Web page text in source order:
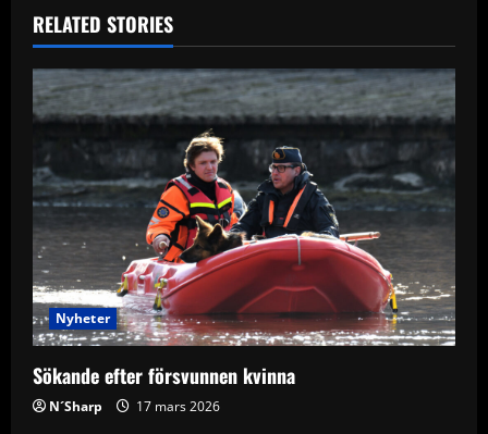
a
v
i
g
a
t
i
o
n
RELATED STORIES
Nyheter
Sökande efter försvunnen kvinna
N´Sharp 17 mars 2026